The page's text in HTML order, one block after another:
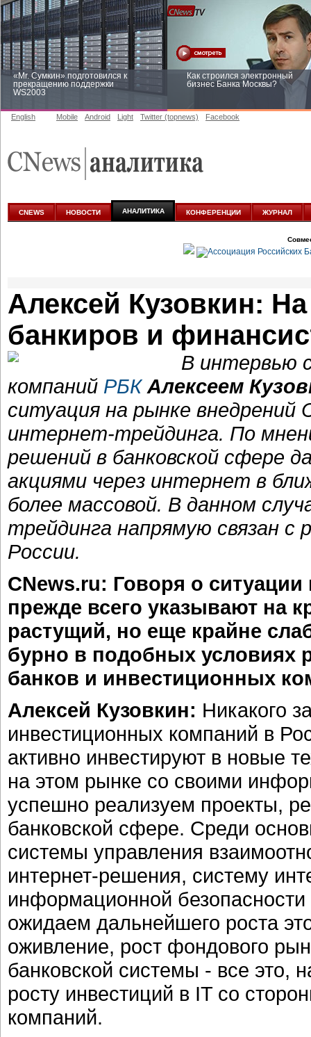
«Mr. Сумкин» подготовился к
прекращению поддержки
WS2003
Как строился электронный
бизнес Банка Москвы?
аналитике
English Mobile Android Light Twitter (topnews) Facebook
CNEWS НОВОСТИ АНАЛИТИКА КОНФЕРЕНЦИИ ЖУРНАЛ
Алексей Кузовкин:
банкиров и
В интервью
компаний РБК Алексеем
ситуация на рынке
интернет-трейдинга. По
решений в банковской сфере
акциями через интернет в
более массовой. В данном
трейдинга напрямую связан с
России.
CNews.ru: Говоря о
прежде всего указывают на
растущий, но еще крайне
бурно в подобных условиях
банков и инвестиционных
Алексей Кузовкин: Никакого
инвестиционных компаний в
активно инвестируют в новые
на этом рынке со своими
успешно реализуем проекты,
банковской сфере. Среди
системы управления
интернет-решения, систему
информационной
ожидаем дальнейшего роста
оживление, рост фондового
банковской системы - все это,
росту инвестиций в IT со
компаний.